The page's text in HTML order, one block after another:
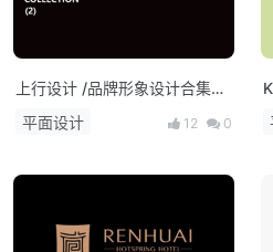
上行设计 /品牌形象设计合集
（二）
平面设计 12 0